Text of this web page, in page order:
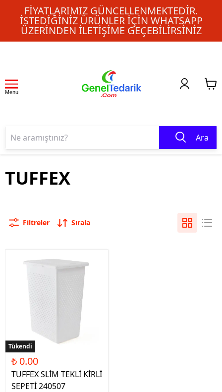
FIYATLARIMIZ GÜNCELLENMEKTEDIR.
İSTEDIĞINIZ ÜRÜNLER IÇIN WHATSAPP
ÜZERINDEN ILETIŞIME GEÇEBILIRSINIZ
Menu
Ara
TUFFEX
Filtreler Sırala
Tükendi
₺ 0.00
TUFFEX SLİM TEKLİ KİRLİ
SEPETİ 240507